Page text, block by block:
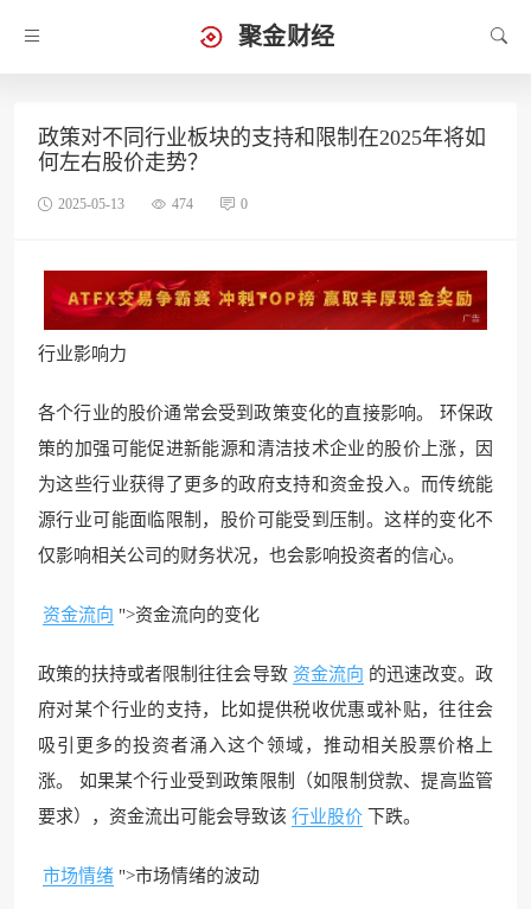
聚金财经
政策对不同行业板块的支持和限制在2025年将如
何左右股价走势？
2025-05-13 474 0
行业影响力
各个行业的股价通常会受到政策变化的直接影响。 环保政
策的加强可能促进新能源和清洁技术企业的股价上涨，因
为这些行业获得了更多的政府支持和资金投入。而传统能
源行业可能面临限制，股价可能受到压制。这样的变化不
仅影响相关公司的财务状况，也会影响投资者的信心。
资金流向 ">资金流向的变化
政策的扶持或者限制往往会导致 资金流向 的迅速改变。政
府对某个行业的支持，比如提供税收优惠或补贴，往往会
吸引更多的投资者涌入这个领域，推动相关股票价格上
涨。 如果某个行业受到政策限制（如限制贷款、提高监管
要求），资金流出可能会导致该 行业股价 下跌。
市场情绪 ">市场情绪的波动